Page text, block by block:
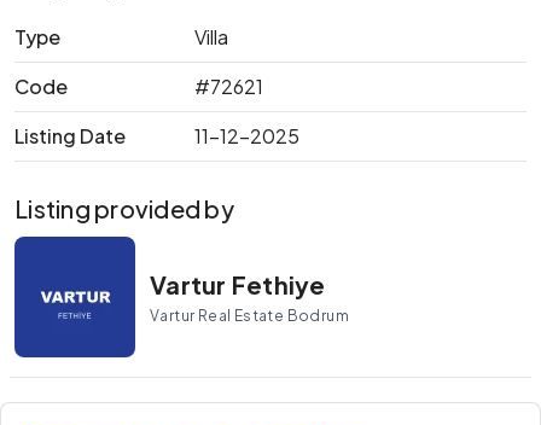
Type
Villa
Code
#72621
Listing Date
11-12-2025
Listing provided by
Vartur Fethiye
Vartur Real Estate Bodrum